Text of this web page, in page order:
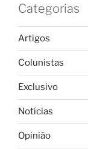
Categorias
Artigos
Colunistas
Exclusivo
Notícias
Opinião